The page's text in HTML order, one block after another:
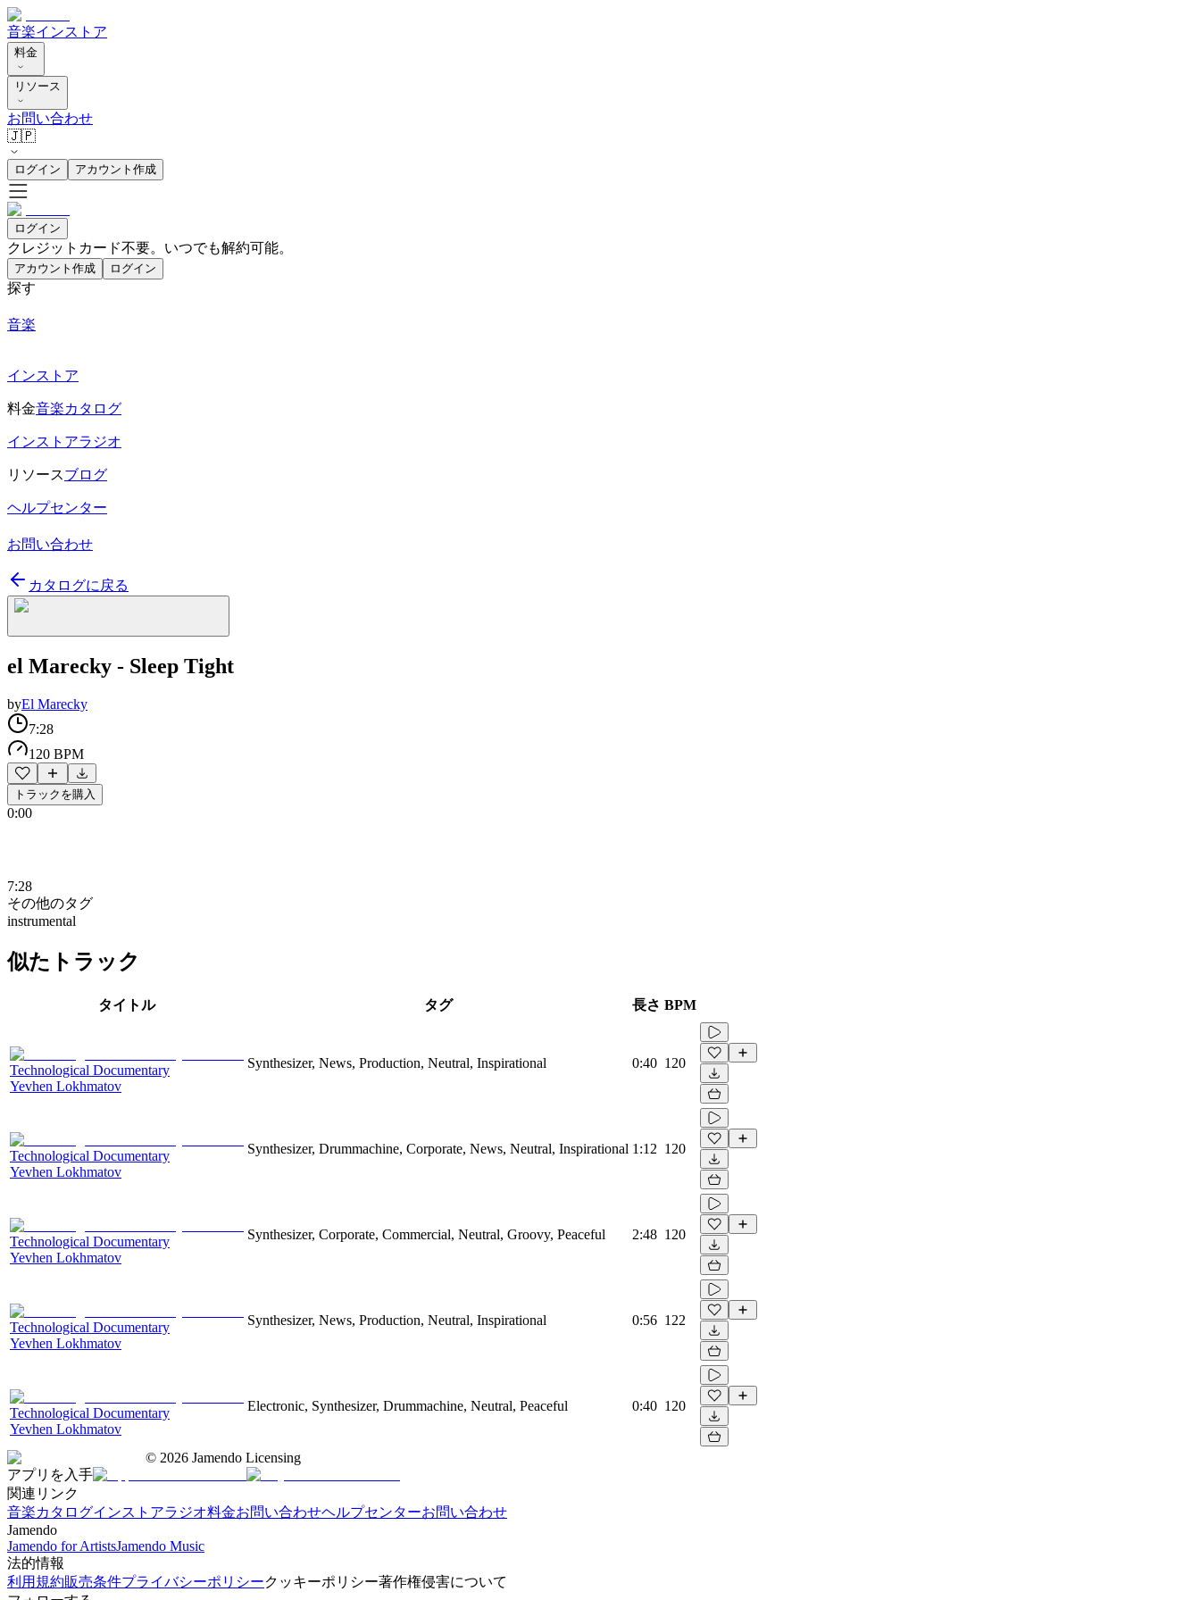
音楽インストア
料金
リソース
お問い合わせ
🇯🇵
ログイン アカウント作成
ログイン
クレジットカード不要。いつでも解約可能。
アカウント作成 ログイン
探す
音楽
インストア
料金音楽カタログ
インストアラジオ
リソースブログ
ヘルプセンター
お問い合わせ
カタログに戻る
el Marecky - Sleep Tight
byEl Marecky
7:28
120 BPM
トラックを購入
0:00
7:28
その他のタグ
instrumental
似たトラック
タイトル タグ 長さ BPM
Technological Documentary
Yevhen Lokhmatov
Synthesizer, News, Production, Neutral, Inspirational 0:40 120
Technological Documentary
Yevhen Lokhmatov
Synthesizer, Drummachine, Corporate, News, Neutral, Inspirational 1:12 120
Technological Documentary
Yevhen Lokhmatov
Synthesizer, Corporate, Commercial, Neutral, Groovy, Peaceful 2:48 120
Technological Documentary
Yevhen Lokhmatov
Synthesizer, News, Production, Neutral, Inspirational 0:56 122
Technological Documentary
Yevhen Lokhmatov
Electronic, Synthesizer, Drummachine, Neutral, Peaceful 0:40 120
© 2026 Jamendo Licensing
アプリを入手
関連リンク
音楽カタログインストアラジオ料金お問い合わせヘルプセンターお問い合わせ
Jamendo
Jamendo for ArtistsJamendo Music
法的情報
利用規約販売条件プライバシーポリシークッキーポリシー著作権侵害について